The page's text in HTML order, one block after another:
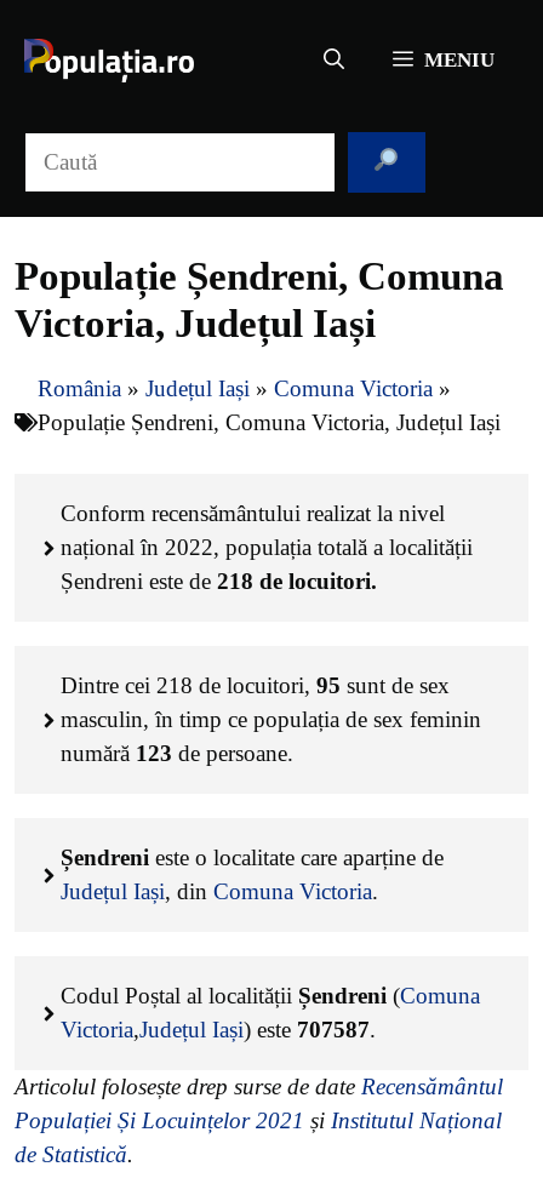
conținut
MENIU
Populație Șendreni, Comuna
Victoria, Județul Iași
România » Județul Iași » Comuna Victoria »
Populație Șendreni, Comuna Victoria, Județul Iași
Conform recensământului realizat la nivel
național în 2022, populația totală a localității
Șendreni este de 218 de locuitori.
Dintre cei 218 de locuitori, 95 sunt de sex
masculin, în timp ce populația de sex feminin
numără 123 de persoane.
Șendreni este o localitate care aparține de
Județul Iași, din Comuna Victoria.
Codul Poștal al localității Șendreni (Comuna
Victoria,Județul Iași) este 707587.
Articolul folosește drep surse de date Recensământul
Populației Și Locuințelor 2021 și Institutul Național
de Statistică.